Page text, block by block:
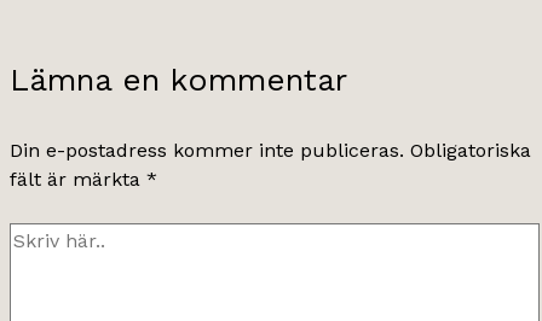
Lämna en kommentar
Din e-postadress kommer inte publiceras. Obligatoriska
fält är märkta *
Skriv